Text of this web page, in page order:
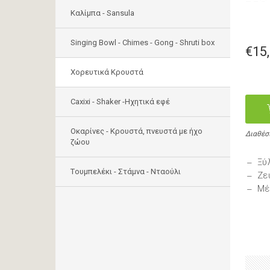
Καλίμπα - Sansula
Singing Bowl - Chimes - Gong - Shruti box
Χορευτικά Κρουστά
Caxixi - Shaker -Ηχητικά εφέ
Οκαρίνες - Κρουστά, πνευστά με ήχο
ζώου
Tουμπελέκι - Στάμνα - Νταούλι